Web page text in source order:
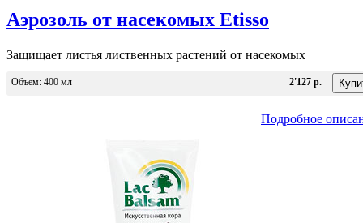
Аэрозоль от насекомых Etisso
Защищает листья лиственных растений от насекомых
Объем: 400 мл 2'127 р.
Подробное